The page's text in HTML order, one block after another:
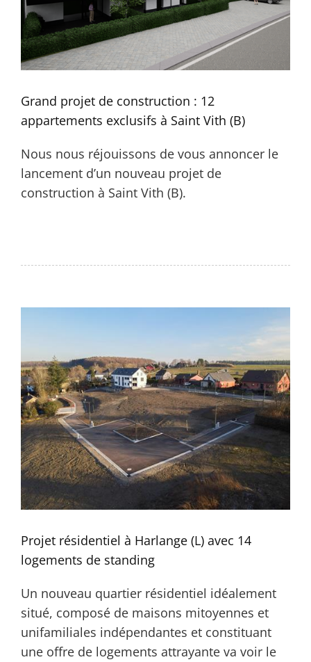
Grand projet de construction : 12
appartements exclusifs à Saint Vith (B)
Nous nous réjouissons de vous annoncer le
lancement d’un nouveau projet de
construction à Saint Vith (B).
Projet résidentiel à Harlange (L) avec 14
logements de standing
Un nouveau quartier résidentiel idéalement
situé, composé de maisons mitoyennes et
unifamiliales indépendantes et constituant
une offre de logements attrayante va voir le